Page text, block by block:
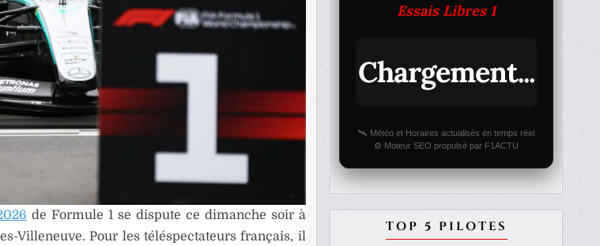
de Formule 1 se dispute ce dimanche soir à
Villeneuve. Pour les téléspectateurs français, il
Essais Libres 1
Chargement...
🛰️ Météo et Horaires actualisés en temps réel
⚙️ Moteur SEO propulsé par F1ACTU
TOP 5 PILOTES